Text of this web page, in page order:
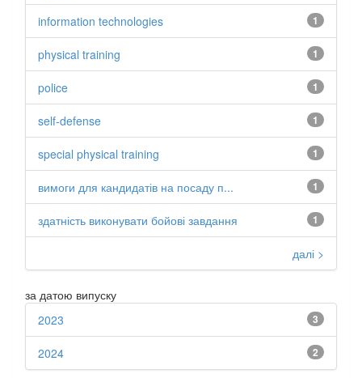
1
information technologies
1
physical training
1
police
1
self-defense
1
special physical training
1
вимоги для кандидатів на посаду п...
1
здатність виконувати бойові завдання
далі >
за датою випуску
3
2023
2
2024